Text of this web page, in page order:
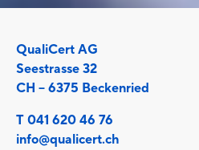
QualiCert AG
Seestrasse 32
CH – 6375 Beckenried
T 041 620 46 76
info@qualicert.ch